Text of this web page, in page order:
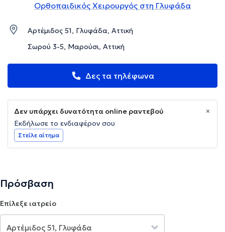
Ορθοπαιδικός Χειρουργός στη Γλυφάδα
Αρτέμιδος 51, Γλυφάδα, Αττική
Σωρού 3-5, Μαρούσι, Αττική
Δες τα τηλέφωνα
Δεν υπάρχει δυνατότητα online ραντεβού
Εκδήλωσε το ενδιαφέρον σου
Στείλε αίτημα
Πρόσβαση
Επίλεξε ιατρείο